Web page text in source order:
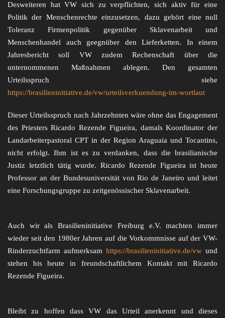
Desweiteren hat VW sich zu verpflichten, sich aktiv für eine
Politik der Menschenrechte einzusetzen, dazu gehört eine null
Toleranz Firmenpolitik gegenüber Sklavenarbeit und
Menschenhandel auch geegnüber den Lieferketten. In einem
Jahresbericht soll VW zudem Rechenschaft über die
unternommenen Maßnahmen ablegen. Den gesamten
Urteilsspruch siehe
https://brasilieninitiative.de/vw/urteilsverkuendung-im-wortlaut
Dieser Urteilsspruch nach Jahrzehnten wäre ohne das Engagement
des Priesters Ricardo Rezende Figueira, damals Koordinator der
Landarbeiterpastoral CPT in der Region Araguaia und Tocantins,
nicht erfolgt. Ihm ist es zu verdanken, dass die brasilianische
Justiz letztlich tätig wurde. Ricardo Rezende Figueira ist heute
Professor an der Bundesuniversität von Rio de Janeiro und leitet
eine Forschungsgruppe zu zeitgenössischer Sklavenarbeit.
Auch wir als Brasilieninitiative Freiburg e.V. machten immer
wieder seit den 1980er Jahren auf die Vorkommnisse auf der VW-
Rinderzuchtfarm aufmerksam https://brasilieninitiative.de/vw und
stehen bis heute in freundschaftlichem Kontakt mit Ricardo
Rezende Figueira.
Bleibt zu hoffen dass VW das Urteil anerkennt und dieses